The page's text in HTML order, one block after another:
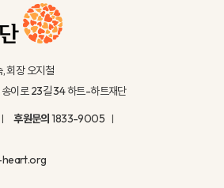
회장 오지철
이로 23길 34 하트-하트재단
후원문의1833-9005